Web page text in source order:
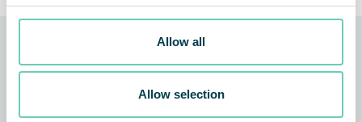
Allow all
Allow selection
Teknologien bak løsningen